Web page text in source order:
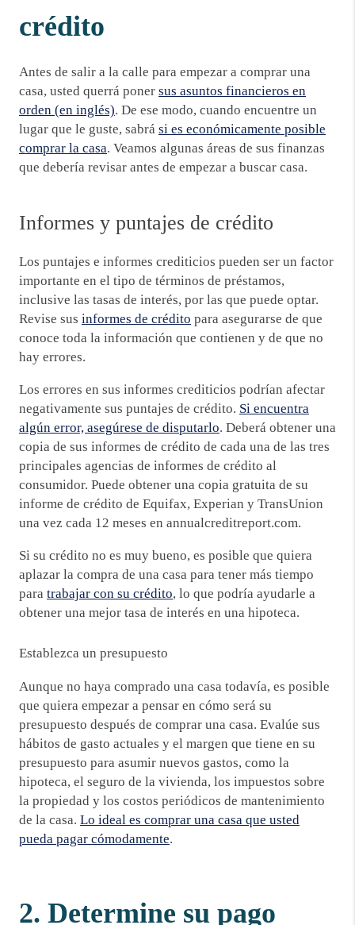
crédito
Antes de salir a la calle para empezar a comprar una
casa, usted querrá poner sus asuntos financieros en
orden (en inglés). De ese modo, cuando encuentre un
lugar que le guste, sabrá si es económicamente posible
comprar la casa. Veamos algunas áreas de sus finanzas
que debería revisar antes de empezar a buscar casa.
Informes y puntajes de crédito
Los puntajes e informes crediticios pueden ser un factor
importante en el tipo de términos de préstamos,
inclusive las tasas de interés, por las que puede optar.
Revise sus informes de crédito para asegurarse de que
conoce toda la información que contienen y de que no
hay errores.
Los errores en sus informes crediticios podrían afectar
negativamente sus puntajes de crédito. Si encuentra
algún error, asegúrese de disputarlo. Deberá obtener una
copia de sus informes de crédito de cada una de las tres
principales agencias de informes de crédito al
consumidor. Puede obtener una copia gratuita de su
informe de crédito de Equifax, Experian y TransUnion
una vez cada 12 meses en annualcreditreport.com.
Si su crédito no es muy bueno, es posible que quiera
aplazar la compra de una casa para tener más tiempo
para trabajar con su crédito, lo que podría ayudarle a
obtener una mejor tasa de interés en una hipoteca.
Establezca un presupuesto
Aunque no haya comprado una casa todavía, es posible
que quiera empezar a pensar en cómo será su
presupuesto después de comprar una casa. Evalúe sus
hábitos de gasto actuales y el margen que tiene en su
presupuesto para asumir nuevos gastos, como la
hipoteca, el seguro de la vivienda, los impuestos sobre
la propiedad y los costos periódicos de mantenimiento
de la casa. Lo ideal es comprar una casa que usted
pueda pagar cómodamente.
2. Determine su pago